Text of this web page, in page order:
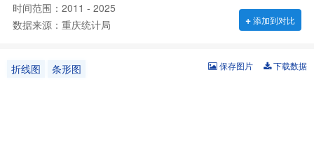
时间范围：2011 - 2025
数据来源：重庆统计局
+添加到对比
折线图 条形图 下载数据
保存图片